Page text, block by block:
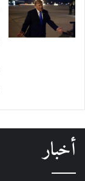
أخبار